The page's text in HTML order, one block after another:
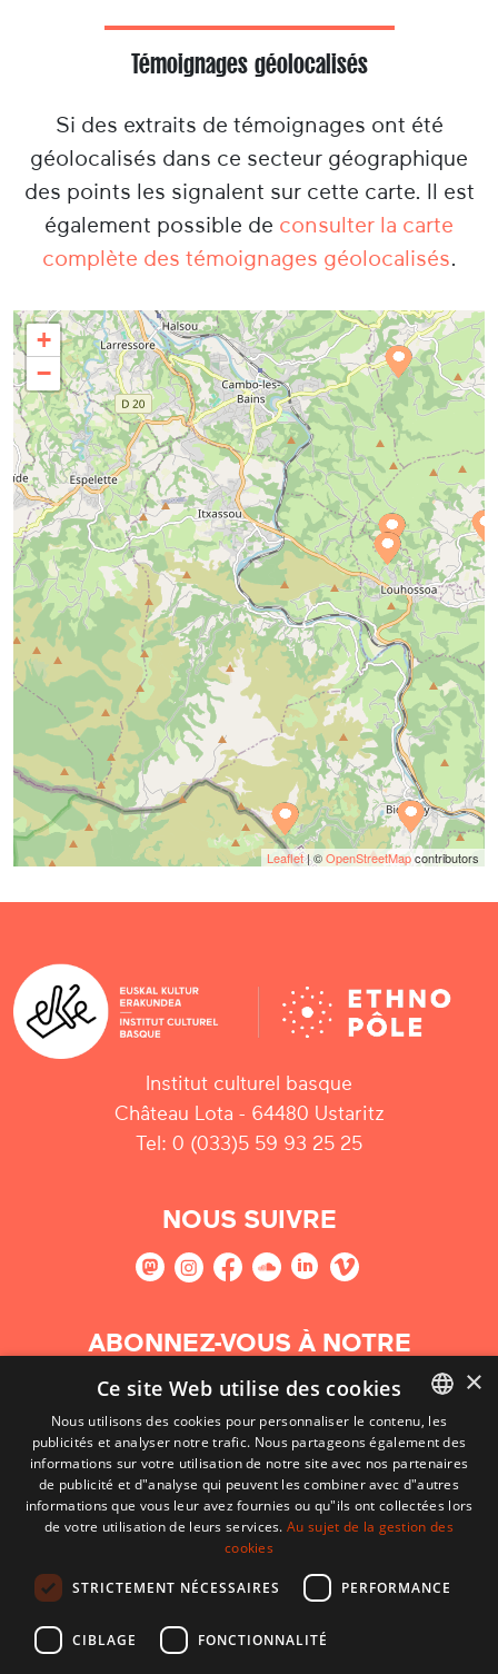
Témoignages géolocalisés
Si des extraits de témoignages ont été
géolocalisés dans ce secteur géographique
des points les signalent sur cette carte. Il est
également possible de consulter la carte
complète des témoignages géolocalisés.
+
−
Leaflet| ©OpenStreetMapcontributors
Institut culturel basque
Château Lota - 64480 Ustaritz
Tel: 0 (033)5 59 93 25 25
NOUS SUIVRE
ABONNEZ-VOUS À NOTRE
NEWSLETTER
S'abonner
BASQUE
FRENCH
×
Ce site Web utilise des cookies
Nous utilisons des cookies pour personnaliser le contenu, les
publicités et analyser notre trafic. Nous partageons également des
informations sur votre utilisation de notre site avec nos partenaires
de publicité et d"analyse qui peuvent les combiner avec d"autres
informations que vous leur avez fournies ou qu"ils ont collectées lors
de votre utilisation de leurs services.Au sujet de la gestion des
cookies
STRICTEMENT NÉCESSAIRES PERFORMANCE
CIBLAGE FONCTIONNALITÉ